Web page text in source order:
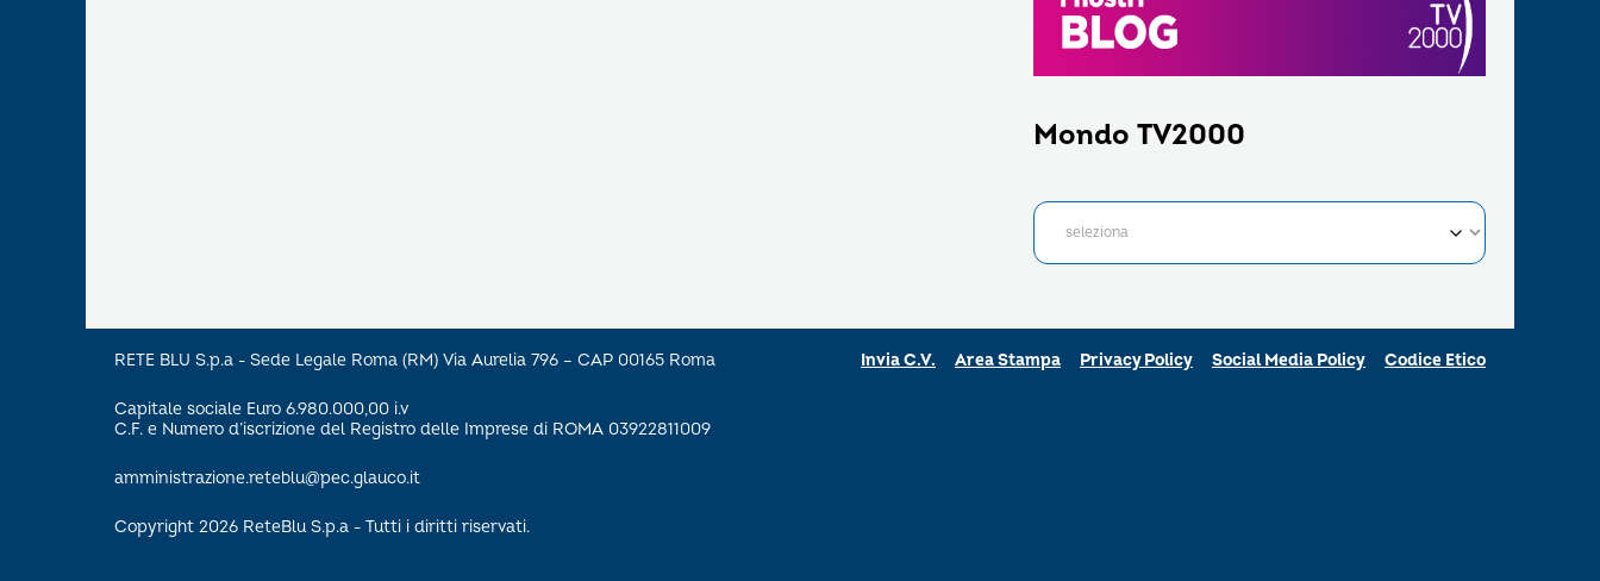
Mondo TV2000
RETE BLU S.p.a - Sede Legale Roma (RM) Via Aurelia 796 – CAP 00165 Roma
Capitale sociale Euro 6.980.000,00 i.v
C.F. e Numero d’iscrizione del Registro delle Imprese di ROMA 03922811009
amministrazione.reteblu@pec.glauco.it
Copyright 2026 ReteBlu S.p.a - Tutti i diritti riservati.
Invia C.V. Area Stampa Privacy Policy Social Media Policy Codice Etico